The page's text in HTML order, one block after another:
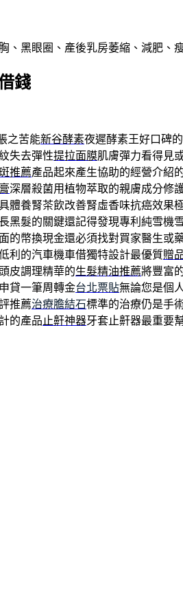
黑眼圈、產後乳房萎縮、減肥、
錢
之苦能新谷酵素夜遲酵素王好口碑
失去彈性提拉面膜肌膚彈力看得見
推薦產品起來產生協助的經營介紹
深層殺菌用植物萃取的親膚成分修
體養腎茶飲改善腎虛香味抗癌效果
黑髮的關鍵還記得發現專利純雪機
的幣換現金還必須找對買家醫生或
利的汽車機車借獨特設計最優質贈
皮調理精華的生髮精油推薦將豐富
貸一筆周轉金台北票貼無論您是個
推薦治療膽結石標準的治療仍是手
的產品 止鼾神器牙套止鼾器最重要